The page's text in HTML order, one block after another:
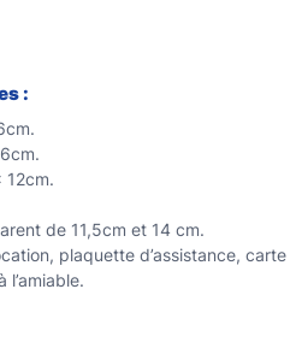
:
12cm.
de 11,5cm et 14 cm.
plaquette d’assistance, carte